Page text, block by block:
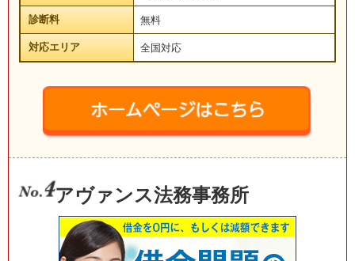
診断料 無料
対応エリア 全国対応
アヴァンス法務事務所